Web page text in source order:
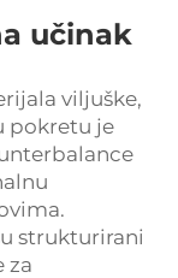
učinak
viljuške,
pokretu je
strukturirani
za